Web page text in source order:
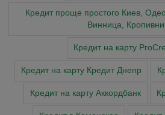
Кредит проще простого Киев,
Винница,
Кредит на карту
Кредит на карту Кредит Днепр
Кредит на карту Аккордбанк